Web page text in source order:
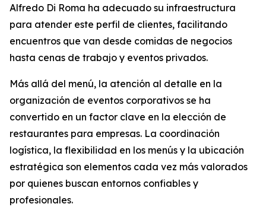
Alfredo Di Roma ha adecuado su infraestructura
para atender este perfil de clientes, facilitando
encuentros que van desde comidas de negocios
hasta cenas de trabajo y eventos privados.
Más allá del menú, la atención al detalle en la
organización de eventos corporativos se ha
convertido en un factor clave en la elección de
restaurantes para empresas. La coordinación
logística, la flexibilidad en los menús y la ubicación
estratégica son elementos cada vez más valorados
por quienes buscan entornos confiables y
profesionales.